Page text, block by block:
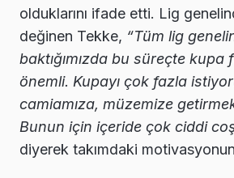
olduklarını ifade etti. Lig
değinen Tekke, “Tüm lig
baktığımızda bu süreçte kupa
önemli. Kupayı çok fazla
camiamıza, müzemize
Bunun için içeride çok ciddi
diyerek takımdaki motivasyonun